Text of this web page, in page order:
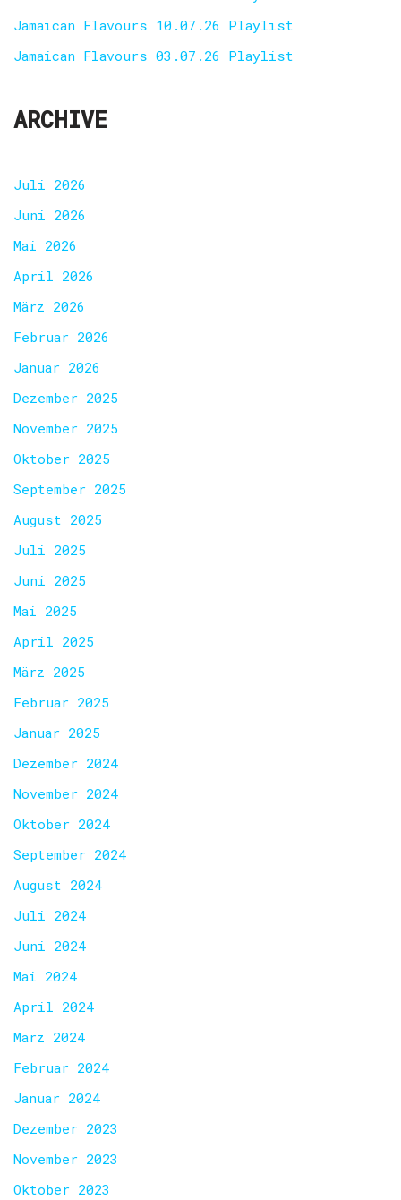
Jamaican Flavours 10.07.26 Playlist
Jamaican Flavours 03.07.26 Playlist
ARCHIVE
Juli 2026
Juni 2026
Mai 2026
April 2026
März 2026
Februar 2026
Januar 2026
Dezember 2025
November 2025
Oktober 2025
September 2025
August 2025
Juli 2025
Juni 2025
Mai 2025
April 2025
März 2025
Februar 2025
Januar 2025
Dezember 2024
November 2024
Oktober 2024
September 2024
August 2024
Juli 2024
Juni 2024
Mai 2024
April 2024
März 2024
Februar 2024
Januar 2024
Dezember 2023
November 2023
Oktober 2023